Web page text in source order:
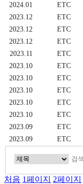
2024.01
ETC
2023.12
ETC
2023.12
ETC
2023.12
ETC
2023.11
ETC
2023.10
ETC
2023.10
ETC
2023.10
ETC
2023.10
ETC
2023.10
ETC
2023.09
ETC
2023.09
ETC
처음 1페이지 2페이지